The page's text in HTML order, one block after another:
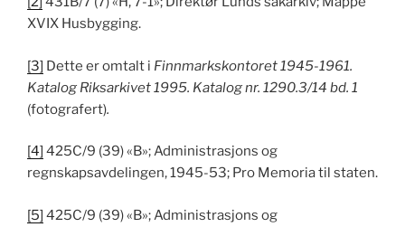
XVIX Husbygging.
[3] Dette er omtalt i Finnmarkskontoret 1945-1961.
Katalog Riksarkivet 1995. Katalog nr. 1290.3/14 bd. 1
(fotografert).
[4] 425C/9 (39) «B»; Administrasjons og
regnskapsavdelingen, 1945-53; Pro Memoria til staten.
[5] 425C/9 (39) «B»; Administrasjons og